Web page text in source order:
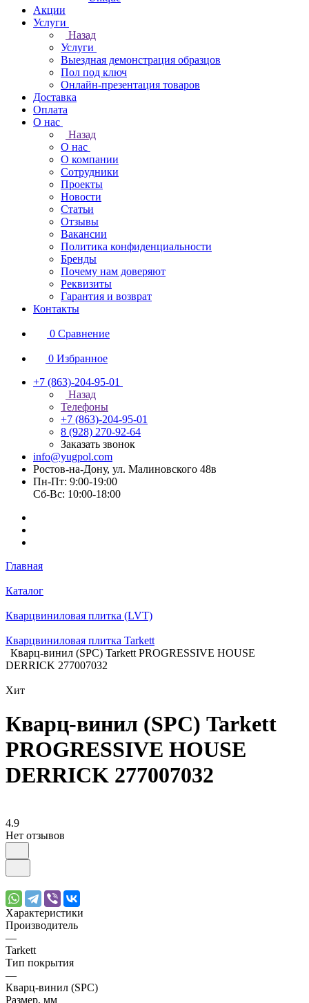
Акции
Услуги
Назад
Услуги
Выездная демонстрация образцов
Пол под ключ
Онлайн-презентация товаров
Доставка
Оплата
О нас
Назад
О нас
О компании
Сотрудники
Проекты
Новости
Статьи
Отзывы
Вакансии
Политика конфиденциальности
Бренды
Почему нам доверяют
Реквизиты
Гарантия и возврат
Контакты
0 Сравнение
0 Избранное
+7 (863)-204-95-01
Назад
Телефоны
+7 (863)-204-95-01
8 (928) 270-92-64
Заказать звонок
info@yugpol.com
Ростов-на-Дону, ул. Малиновского 48в
Пн-Пт: 9:00-19:00
Cб-Вс: 10:00-18:00
Главная
Каталог
Кварцвиниловая плитка (LVT)
Кварцвиниловая плитка Tarkett
Кварц-винил (SPC) Tarkett PROGRESSIVE HOUSE
DERRICK 277007032
Хит
Кварц-винил (SPC) Tarkett
PROGRESSIVE HOUSE
DERRICK 277007032
4.9
Нет отзывов
Характеристики
Производитель
—
Tarkett
Тип покрытия
—
Кварц-винил (SPC)
Размер, мм